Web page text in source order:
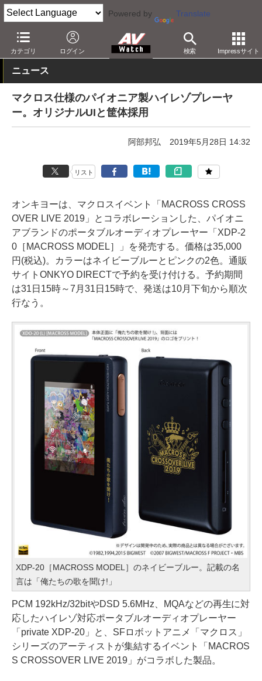
Powered by Translate
カテゴリ ログイン 検索 Impressサイト
AV Watch 製品 ポータブルオーディオ その他
ニュース
マクロス仕様のパイオニア製ハイレゾプレーヤ
ー。オリジナルUIと筐体採用
阿部邦弘 2019年5月28日 14:32
リスト
オンキヨーは、マクロスイベント「MACROSS CROSS
OVER LIVE 2019」とコラボレーションした、パイオニ
アブランドのポータブルオーディオプレーヤー「XDP-2
0［MACROSS MODEL］」を発売する。価格は35,000
円(税込)。カラーはネイビーブルーとピンクの2色。通販
サイトONKYO DIRECTで予約を受け付ける。予約期間
は31日15時～7月31日15時で、発送は10月下旬から順次
行なう。
XDP-20［MACROSS MODEL］のネイビーブルー。記載の名
言は「俺たちの歌を聞け!」
PCM 192kHz/32bitやDSD 5.6MHz、MQAなどの再生に対
応したハイレゾ対応ポータブルオーディオプレーヤー
「private XDP-20」と、SFロボットアニメ「マクロス」
シリーズのアーティストが集結するイベント「MACROS
S CROSSOVER LIVE 2019」がコラボした製品。